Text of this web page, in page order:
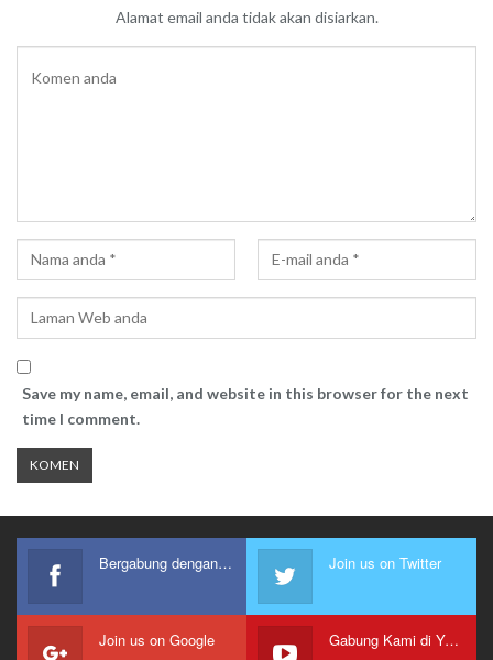
Alamat email anda tidak akan disiarkan.
Save my name, email, and website in this browser for the next
time I comment.
Bergabung dengan kami Join us on Twitter
Join us on Google Gabung Kami di Youtube